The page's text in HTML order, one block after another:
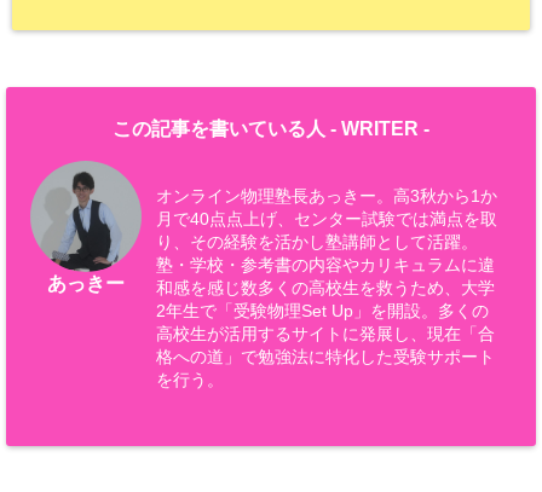
この記事を書いている人 - WRITER -
あっきー
オンライン物理塾長あっきー。高3秋から1か
月で40点点上げ、センター試験では満点を取
り、その経験を活かし塾講師として活躍。
塾・学校・参考書の内容やカリキュラムに違
和感を感じ数多くの高校生を救うため、大学
2年生で「受験物理Set Up」を開設。多くの
高校生が活用するサイトに発展し、現在「合
格への道」で勉強法に特化した受験サポート
を行う。